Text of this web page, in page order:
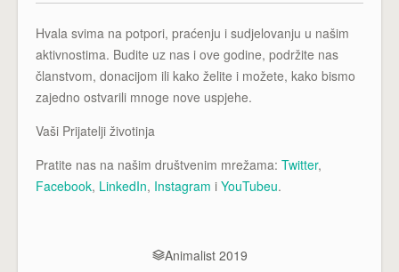
Hvala svima na potpori, praćenju i sudjelovanju u našim
aktivnostima. Budite uz nas i ove godine, podržite nas
članstvom, donacijom ili kako želite i možete, kako bismo
zajedno ostvarili mnoge nove uspjehe.
Vaši Prijatelji životinja
Pratite nas na našim društvenim mrežama: Twitter,
Facebook, LinkedIn, Instagram i YouTubeu.
Animalist 2019